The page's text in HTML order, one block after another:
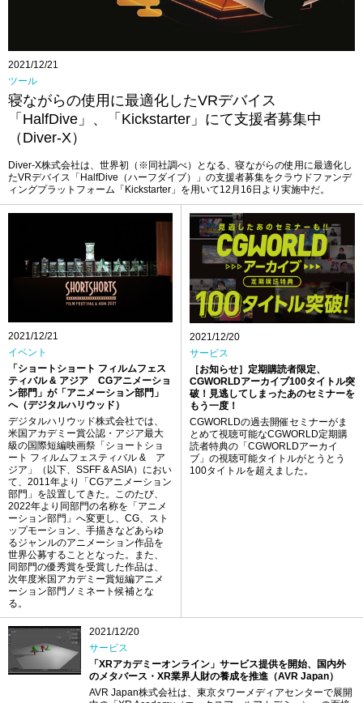
クリエイターズID
2021/12/21
ツール
寝ながらの使用に最適化したVRデバイス
「HalfDive」、「Kickstarter」にて支援者募集中
（Diver-X）
Diver-X株式会社は、世界初（※同社調べ）となる、寝ながらの使用に最適化し
たVRデバイス「HalfDive（ハーフダイブ）」の支援者募集をクラウドファンデ
ィングプラットフォーム「Kickstarter」を用いて12月16日より実施中だ。
2021/12/21
イベント
「ショートショート フィルムフェス
ティバル & アジア CGアニメーショ
ン部門」が「アニメーション部門」
へ（デジタルハリウッド）
デジタルハリウッド株式会社では、
米国アカデミー賞公認・アジア最大
級の国際短編映画祭「ショートショ
ート フィルムフェスティバル & ア
ジア」（以下、SSFF & ASIA）におい
て、2011年より「CGアニメーション
部門」を設置してきた。このたび、
2022年より同部門の名称を「アニメ
ーション部門」へ変更し、CG、スト
ップモーション、手描きなどあらゆ
るジャンルのアニメーション作品を
世界公募することとなった。また、
同部門の優秀賞を受賞した作品は、
次年度米国アカデミー賞短編アニメ
ーション部門ノミネート候補とな
る。
2021/12/20
サービス
［お知らせ］定期購読者限定、
CGWORLDアーカイブ100タイトル突
破！見逃してしまったあのセミナーを
もう一度！
CGWORLDの過去開催セミナーがま
とめて視聴可能なCGWORLD定期購
読者特典の「CGWORLDアーカイ
ブ」の視聴可能タイトルがとうとう
100タイトルを超えました。
2021/12/20
サービス
「XRアカデミーオンライン」サービス提供を開始、国内外
のメタバース・XR業界人財の養成を推進（AVR Japan）
AVR Japan株式会社は、東京タワーメディアセンターで展開